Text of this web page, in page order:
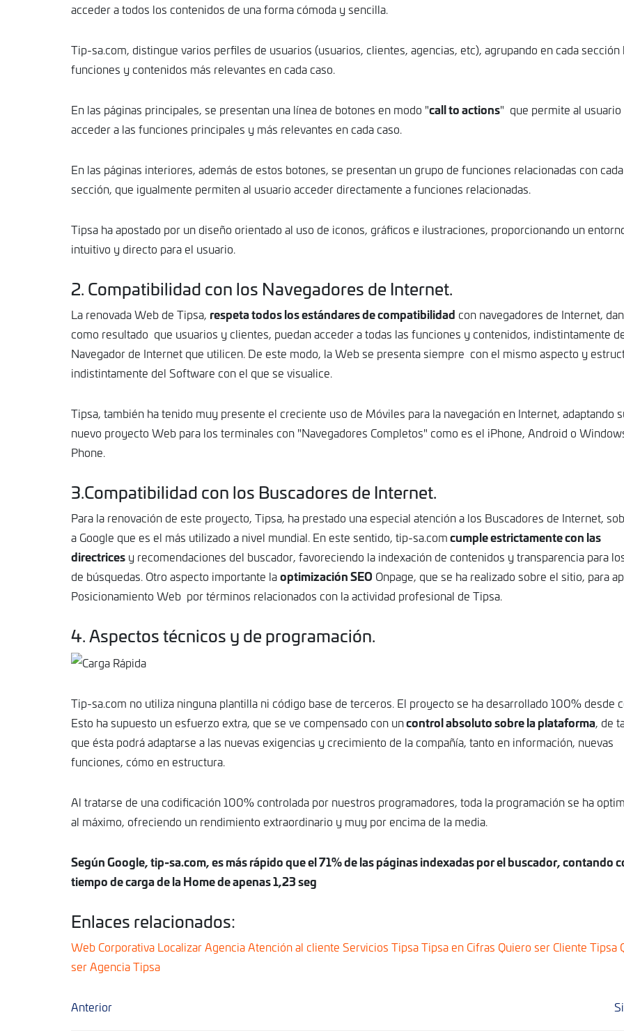
acceder a todos los contenidos de una forma cómoda y sencilla.
Tip-sa.com, distingue varios perfiles de usuarios (usuarios, clientes, agencias, etc), agrupando en cada sección
funciones y contenidos más relevantes en cada caso.
En las páginas principales, se presentan una línea de botones en modo "call to actions" que permite al usuario
acceder a las funciones principales y más relevantes en cada caso.
En las páginas interiores, además de estos botones, se presentan un grupo de funciones relacionadas con cada
sección, que igualmente permiten al usuario acceder directamente a funciones relacionadas.
Tipsa ha apostado por un diseño orientado al uso de iconos, gráficos e ilustraciones, proporcionando un
intuitivo y directo para el usuario.
2. Compatibilidad con los Navegadores de Internet.
La renovada Web de Tipsa, respeta todos los estándares de compatibilidad con navegadores de Internet,
como resultado que usuarios y clientes, puedan acceder a todas las funciones y contenidos, indistintamente
Navegador de Internet que utilicen. De este modo, la Web se presenta siempre con el mismo aspecto y
indistintamente del Software con el que se visualice.
Tipsa, también ha tenido muy presente el creciente uso de Móviles para la navegación en Internet, adaptando
nuevo proyecto Web para los terminales con "Navegadores Completos" como es el iPhone, Android o
Phone.
3.Compatibilidad con los Buscadores de Internet.
Para la renovación de este proyecto, Tipsa, ha prestado una especial atención a los Buscadores de Internet,
a Google que es el más utilizado a nivel mundial. En este sentido, tip-sa.comcumple estrictamente con las
directrices y recomendaciones del buscador, favoreciendo la indexación de contenidos y transparencia para
de búsquedas. Otro aspecto importante laoptimización SEO Onpage, que se ha realizado sobre el sitio, para
Posicionamiento Web por términos relacionados con la actividad profesional de Tipsa.
4. Aspectos técnicos y de programación.
Tip-sa.com no utiliza ninguna plantilla ni código base de terceros. El proyecto se ha desarrollado 100% desde
Esto ha supuesto un esfuerzo extra, que se ve compensado con uncontrol absoluto sobre la plataforma, de
que ésta podrá adaptarse a las nuevas exigencias y crecimiento de la compañía, tanto en información, nuevas
funciones, cómo en estructura.
Al tratarse de una codificación 100% controlada por nuestros programadores, toda la programación se ha
al máximo, ofreciendo un rendimiento extraordinario y muy por encima de la media.
Según Google, tip-sa.com, es más rápido que el 71% de las páginas indexadas por el buscador, contando
tiempo de carga de la Home de apenas 1,23 seg
Enlaces relacionados:
Web Corporativa Localizar AgenciaAtención al cliente Servicios TipsaTipsa en Cifras Quiero ser Cliente Tipsa
ser Agencia Tipsa
Anterior